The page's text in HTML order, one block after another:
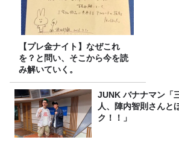
【プレ金ナイト】なぜこれ
を？と問い、そこから今を読
み解いていく。
JUNK バナナマン「三大“小MC”の一
人、陣内智則さんと
ク！！」